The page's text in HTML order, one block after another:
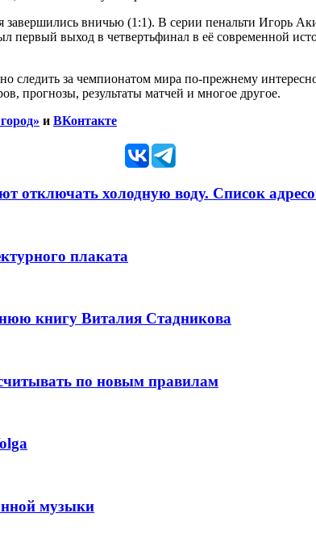
завершились вничью (1:1). В серии пенальти Игорь
первый выход в четвертьфинал в её современной
следить за чемпионатом мира по-прежнему
прогнозы, результаты матчей и многое другое.
и ВКонтакте
отключать холодную воду. Список
плаката
книгу Виталия Стадникова
по новым правилам
музыки